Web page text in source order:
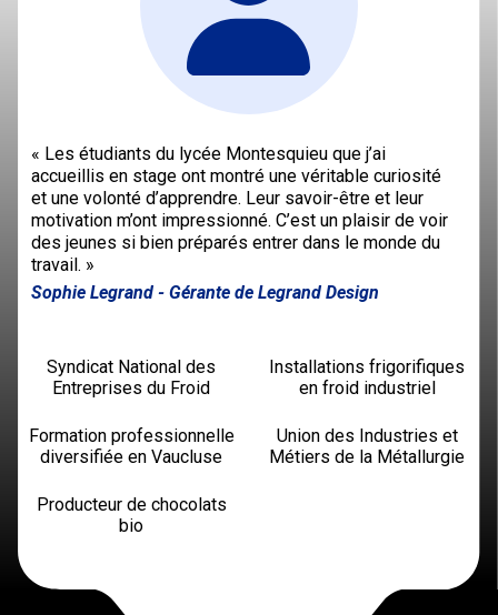
« Les étudiants du lycée Montesquieu que j’ai
accueillis en stage ont montré une véritable curiosité
et une volonté d’apprendre. Leur savoir-être et leur
motivation m’ont impressionné. C’est un plaisir de voir
des jeunes si bien préparés entrer dans le monde du
travail. »
Sophie Legrand - Gérante de Legrand Design
Syndicat National des
Entreprises du Froid
Installations frigorifiques
en froid industriel
Formation professionnelle
diversifiée en Vaucluse
Union des Industries et
Métiers de la Métallurgie
Producteur de chocolats
bio